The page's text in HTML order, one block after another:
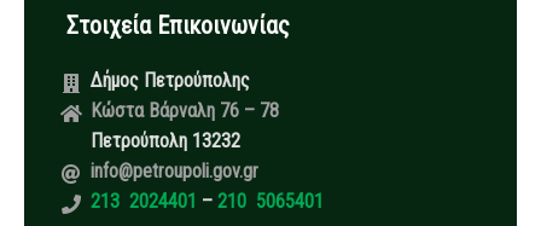
Στοιχεία Επικοινωνίας
Δήμος Πετρούπολης
Κώστα Βάρναλη 76 – 78
Πετρούπολη 13232
info@petroupoli.gov.gr
213 2024401 – 210 5065401